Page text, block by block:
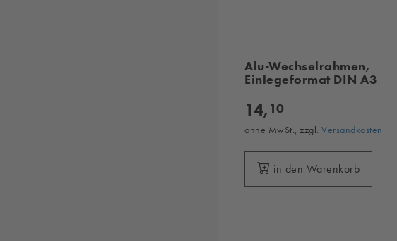
Alu-Wechselrahmen,
Einlegeformat DIN A3
14, 10
ohne MwSt., zzgl.Versandkosten
in den Warenkorb